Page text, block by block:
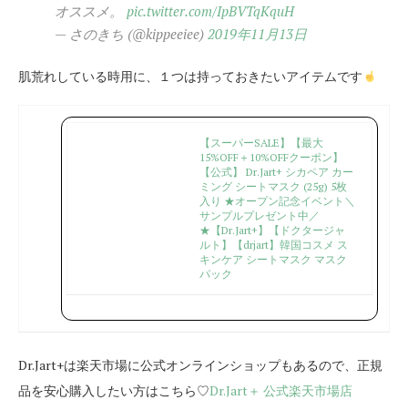
オススメ。 pic.twitter.com/IpBVTqKquH
— さのきち (@kippeeiee) 2019年11月13日
肌荒れしている時用に、１つは持っておきたいアイテムです
【スーパーSALE】【最大
15%OFF＋10%OFFクーポン】
【公式】 Dr.Jart+ シカペア カー
ミング シートマスク (25g) 5枚
入り ★オープン記念イベント＼
サンプルプレゼント中／
★【Dr.Jart+】【ドクタージャ
ルト】【drjart】韓国コスメ ス
キンケア シートマスク マスク
パック
Dr.Jart+は楽天市場に公式オンラインショップもあるので、正規
品を安心購入したい方はこちら♡Dr.Jart＋ 公式楽天市場店